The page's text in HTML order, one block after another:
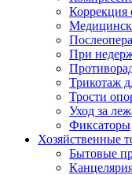
Коррекция
При
Трикотаж
Трости
Уход за
Фиксаторы
Хозяйственные
Бытовые